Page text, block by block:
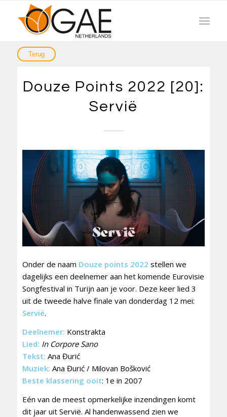
Douze Points 2022 [20]:
Servië
Onder de naam Douze points 2022 stellen we
dagelijks een deelnemer aan het komende Eurovisie
Songfestival in Turijn aan je voor. Deze keer lied 3
uit de tweede halve finale van donderdag 12 mei:
Servië.
Deelnemer: Konstrakta
Lied: In Corpore Sano
Tekst: Ana Đurić
Muziek: Ana Đurić / Milovan Bošković
Beste klassering ooit: 1e in 2007
Eén van de meest opmerkelijke inzendingen komt
dit jaar uit Servië. Al handenwassend zien we